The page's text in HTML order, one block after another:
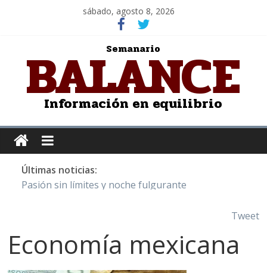
sábado, agosto 8, 2026
Semanario
BALANCE
Información en equilibrio
Últimas noticias:
Pasión sin límites y noche fulgurante
Juntos hasta el último minuto
Tweet
Economía mexicana